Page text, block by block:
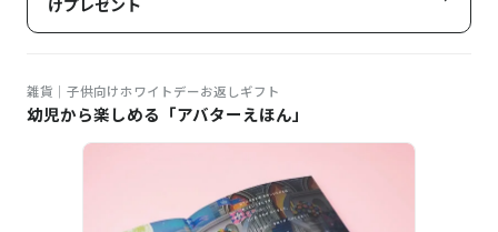
雑貨｜子供向けホワイトデーお返しギフト
幼児から楽しめる「アバターえほん」